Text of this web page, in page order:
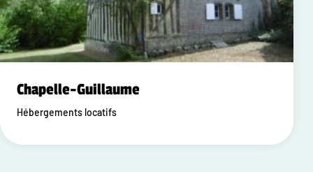
Chapelle-Guillaume
Hébergements locatifs